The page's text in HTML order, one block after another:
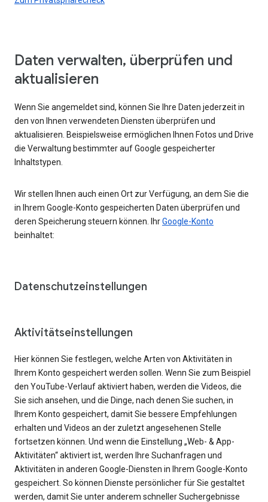
Daten verwalten, überprüfen und
aktualisieren
Wenn Sie angemeldet sind, können Sie Ihre Daten jederzeit in
den von Ihnen verwendeten Diensten überprüfen und
aktualisieren. Beispielsweise ermöglichen Ihnen Fotos und Drive
die Verwaltung bestimmter auf Google gespeicherter
Inhaltstypen.
Wir stellen Ihnen auch einen Ort zur Verfügung, an dem Sie die
in Ihrem Google-Konto gespeicherten Daten überprüfen und
deren Speicherung steuern können. IhrGoogle-Konto
beinhaltet:
Datenschutzeinstellungen
Aktivitätseinstellungen
Hier können Sie festlegen, welche Arten von Aktivitäten in
Ihrem Konto gespeichert werden sollen. Wenn Sie zum Beispiel
den YouTube-Verlauf aktiviert haben, werden die Videos, die
Sie sich ansehen, und die Dinge, nach denen Sie suchen, in
Ihrem Konto gespeichert, damit Sie bessere Empfehlungen
erhalten und Videos an der zuletzt angesehenen Stelle
fortsetzen können. Und wenn die Einstellung „Web- & App-
Aktivitäten“ aktiviert ist, werden Ihre Suchanfragen und
Aktivitäten in anderen Google-Diensten in Ihrem Google-Konto
gespeichert. So können Dienste persönlicher für Sie gestaltet
werden, damit Sie unter anderem schneller Suchergebnisse